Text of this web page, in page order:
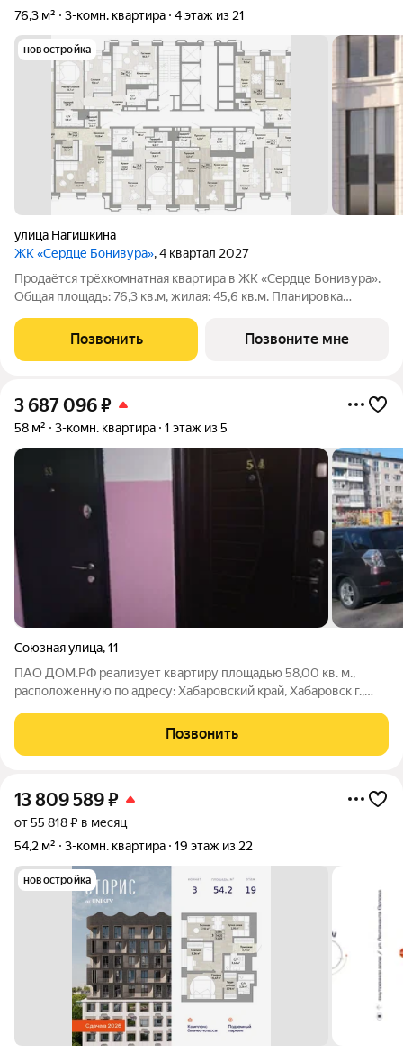
76,3 м²
3-комн. квартира 4 этаж из 21
новостройка
улица Нагишкина
ЖК «Сердце Бонивура», 4 квартал 2027
Продаётся трёхкомнатная квартира в ЖК «Сердце Бонивура».
Общая площадь: 76,3 кв.м, жилая: 45,6 кв.м. Планировка
нишу 6,1 кв.м, гостиную 18,3 кв.м, мастер-спальню 13,7 кв.м,
спальню 13,6 кв.м.
Позвонить Позвоните мне
3 687 096₽
58 м² 3-комн. квартира 1 этаж из 5
Союзная улица,11
ПАО ДОМ.РФ реализует квартиру площадью 58,00 кв. м.,
расположенную по адресу: Хабаровский край, Хабаровск г.,
(юридическое лицо). Кадастровый номер объекта
недвижимости: 27:23:0050715:223
Позвонить
13 809 589₽
от 55 818 ₽ в месяц
54,2 м²
3-комн. квартира 19 этаж из 22
новостройка